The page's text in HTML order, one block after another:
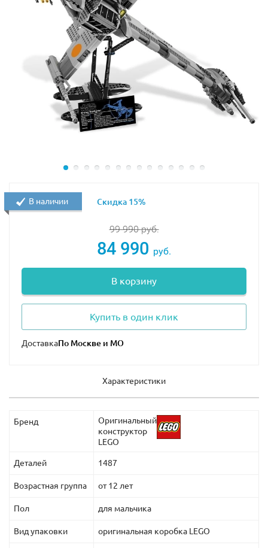
AT-AT, но и заставить его двигаться вперёд и назад
благодаря системе Power Functions, входящей в
Размер модели в собранном виде составляет30х36
В набор УЖЕ ВКЛЮЧЕНЫ необходимые элементы
Батарейный отсек
M-мотор
6 шттипа АА(пальчиковые) для батарейного отсека
99 990руб.
84 990 руб.
В корзину
Купить в один клик
Доставка
В наличии Скидка 15%
Характеристики
Бренд
Оригинальный
конструктор
LEGO
Деталей 1487
Возрастная группа от 12 лет
Пол для мальчика
Вид упаковки оригинальная коробка LEGO